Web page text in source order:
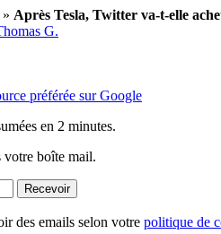
» Après Tesla, Twitter va-t-elle
G.
préférée sur Google
en 2 minutes.
boîte mail.
Recevoir
des emails selon votre politique de